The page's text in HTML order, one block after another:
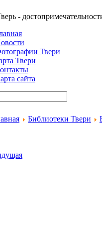
-
Твери
Твери
сайта
Библиотеки Твери